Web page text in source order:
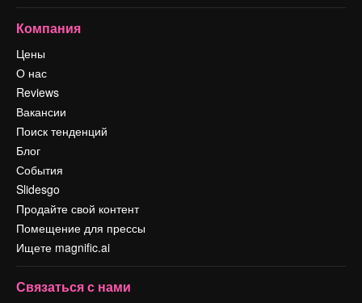
Компания
Цены
О нас
Reviews
Вакансии
Поиск тенденций
Блог
События
Slidesgo
Продайте свой контент
Помещение для прессы
Ищете magnific.ai
Связаться с нами